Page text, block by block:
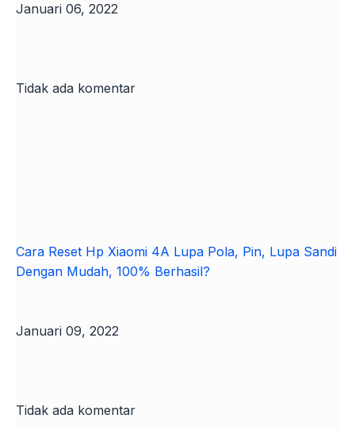
Januari 06, 2022
Tidak ada komentar
Cara Reset Hp Xiaomi 4A Lupa Pola, Pin, Lupa Sandi
Dengan Mudah, 100% Berhasil?
Januari 09, 2022
Tidak ada komentar